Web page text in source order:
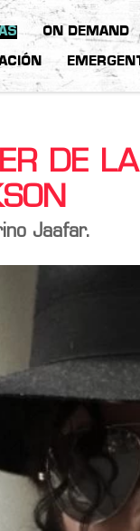
ON DEMAND
DE
Jaafar.